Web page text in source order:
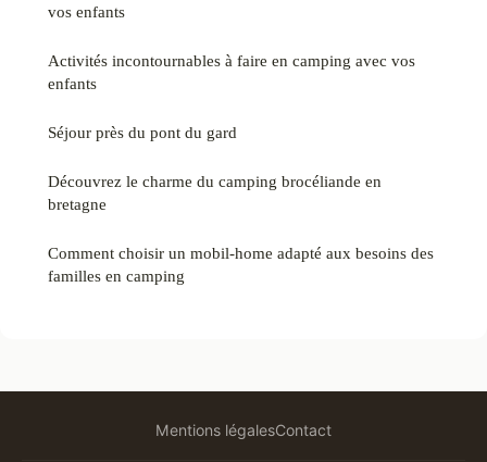
vos enfants
Activités incontournables à faire en camping avec vos
enfants
Séjour près du pont du gard
Découvrez le charme du camping brocéliande en
bretagne
Comment choisir un mobil-home adapté aux besoins des
familles en camping
Mentions légalesContact